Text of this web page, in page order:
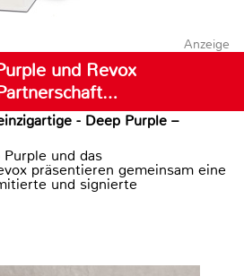
Anzeige
und Revox
- Deep Purple –
und das
präsentieren gemeinsam eine
und signierte